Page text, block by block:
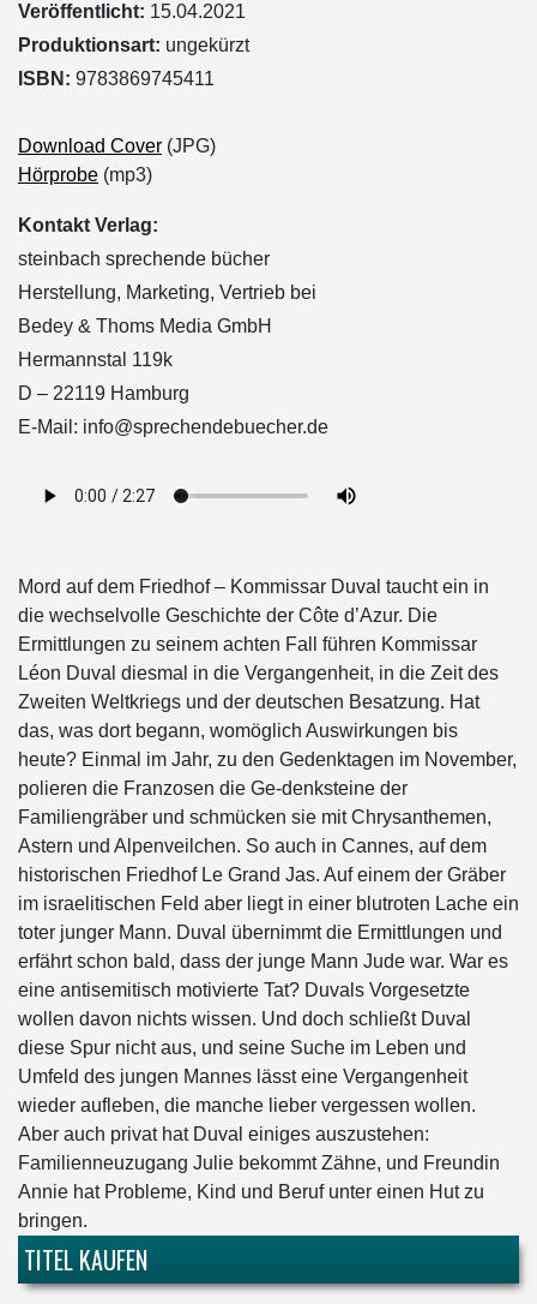
Veröffentlicht: 15.04.2021
Produktionsart: ungekürzt
ISBN: 9783869745411
Download Cover (JPG)
Hörprobe (mp3)
Kontakt Verlag:
steinbach sprechende bücher
Herstellung, Marketing, Vertrieb bei
Bedey & Thoms Media GmbH
Hermannstal 119k
D – 22119 Hamburg
E-Mail: info@sprechendebuecher.de
Mord auf dem Friedhof – Kommissar Duval taucht ein in
die wechselvolle Geschichte der Côte d’Azur. Die
Ermittlungen zu seinem achten Fall führen Kommissar
Léon Duval diesmal in die Vergangenheit, in die Zeit des
Zweiten Weltkriegs und der deutschen Besatzung. Hat
das, was dort begann, womöglich Auswirkungen bis
heute? Einmal im Jahr, zu den Gedenktagen im November,
polieren die Franzosen die Ge-denksteine der
Familiengräber und schmücken sie mit Chrysanthemen,
Astern und Alpenveilchen. So auch in Cannes, auf dem
historischen Friedhof Le Grand Jas. Auf einem der Gräber
im israelitischen Feld aber liegt in einer blutroten Lache ein
toter junger Mann. Duval übernimmt die Ermittlungen und
erfährt schon bald, dass der junge Mann Jude war. War es
eine antisemitisch motivierte Tat? Duvals Vorgesetzte
wollen davon nichts wissen. Und doch schließt Duval
diese Spur nicht aus, und seine Suche im Leben und
Umfeld des jungen Mannes lässt eine Vergangenheit
wieder aufleben, die manche lieber vergessen wollen.
Aber auch privat hat Duval einiges auszustehen:
Familienneuzugang Julie bekommt Zähne, und Freundin
Annie hat Probleme, Kind und Beruf unter einen Hut zu
bringen.
TITEL KAUFEN